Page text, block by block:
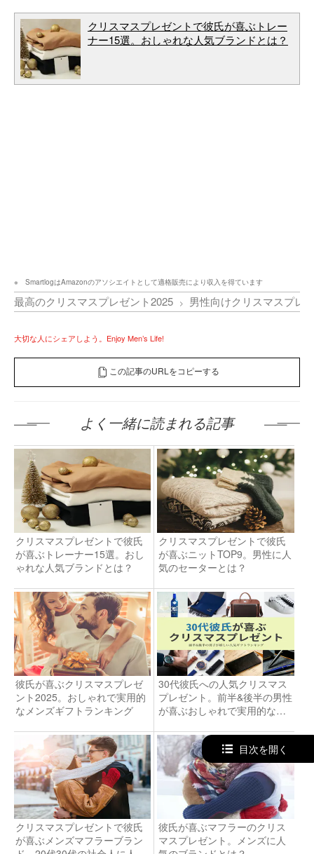
クリスマスプレゼントで彼氏が喜ぶトレー
ナー15選。おしゃれな人気ブランドとは？
SmartlogはAmazonのアソシエイトとして適格販売により収入を得ています
最高のクリスマスプレゼント2025 男性向けクリスマスプレ
大切な人にシェアしよう。Enjoy Men’s Life!
この記事のURLをコピーする
よく一緒に読まれる記事
クリスマスプレゼントで彼氏
が喜ぶトレーナー15選。おし
ゃれな人気ブランドとは？
クリスマスプレゼントで彼氏
が喜ぶニットTOP9。男性に人
気のセーターとは？
彼氏が喜ぶクリスマスプレゼ
ント2025。おしゃれで実用的
なメンズギフトランキング
30代彼氏への人気クリスマス
プレゼント。前半&後半の男性
が喜ぶおしゃれで実用的なギ
クリスマスプレゼントで彼氏
が喜ぶメンズマフラーブラン
彼氏が喜ぶマフラーのクリス
マスプレゼント。メンズに人
目次を開く